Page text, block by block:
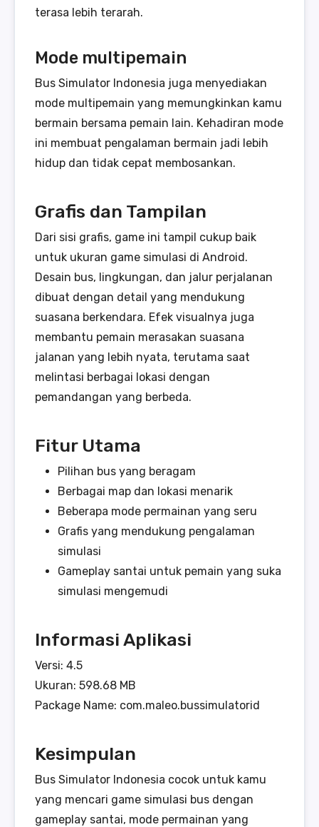
terasa lebih terarah.
Mode multipemain
Bus Simulator Indonesia juga menyediakan
mode multipemain yang memungkinkan kamu
bermain bersama pemain lain. Kehadiran mode
ini membuat pengalaman bermain jadi lebih
hidup dan tidak cepat membosankan.
Grafis dan Tampilan
Dari sisi grafis, game ini tampil cukup baik
untuk ukuran game simulasi di Android.
Desain bus, lingkungan, dan jalur perjalanan
dibuat dengan detail yang mendukung
suasana berkendara. Efek visualnya juga
membantu pemain merasakan suasana
jalanan yang lebih nyata, terutama saat
melintasi berbagai lokasi dengan
pemandangan yang berbeda.
Fitur Utama
Pilihan bus yang beragam
Berbagai map dan lokasi menarik
Beberapa mode permainan yang seru
Grafis yang mendukung pengalaman
simulasi
Gameplay santai untuk pemain yang suka
simulasi mengemudi
Informasi Aplikasi
Versi: 4.5
Ukuran: 598.68 MB
Package Name: com.maleo.bussimulatorid
Kesimpulan
Bus Simulator Indonesia cocok untuk kamu
yang mencari game simulasi bus dengan
gameplay santai, mode permainan yang